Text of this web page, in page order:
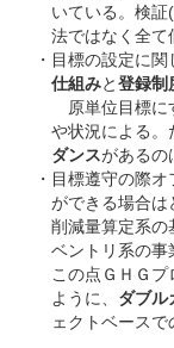
いている。検
法ではなく全て
・ 目標の設定に
仕組みと登録制
原単位目標に
や状況による。
ダンスがあるの
・ 目標遵守の際
ができる場合は
削減量算定系の
ベントリ系の事
この点ＧＨＧ
ように、 ダブル
ェクトベースで